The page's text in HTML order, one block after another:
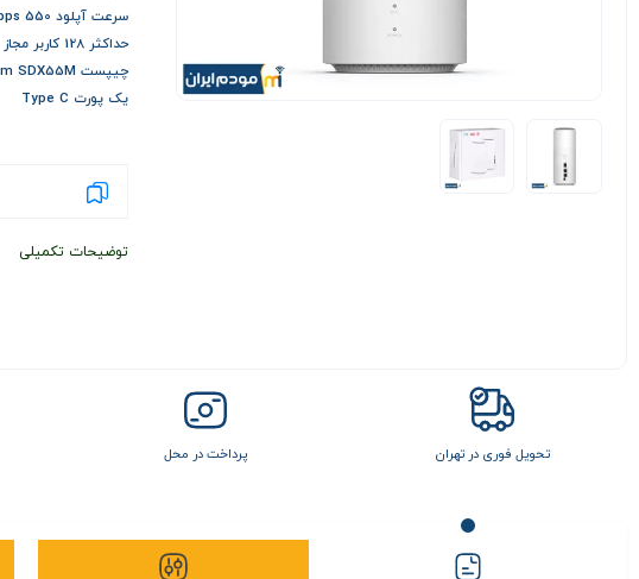
سرعت آپلود 550 Mbps
حداکثر 128 کاربر مجاز
چیپست Qualcomm SDX55M
یک پورت Type C
توضیحات تکمیلی
تحویل فوری در تهران پرداخت در محل